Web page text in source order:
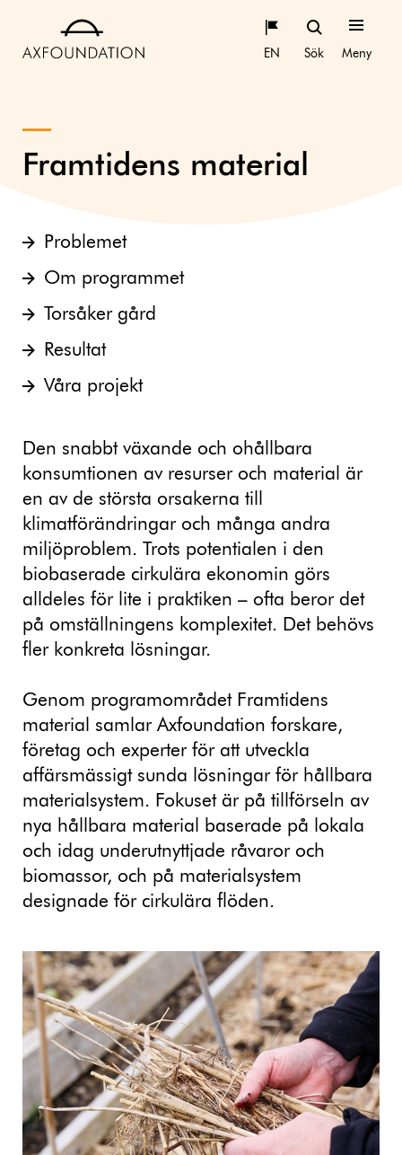
EN Sök Meny
Framtidens material
Problemet
Om programmet
Torsåker gård
Resultat
Våra projekt
Den snabbt växande och ohållbara
konsumtionen av resurser och material är
en av de största orsakerna till
klimatförändringar och många andra
miljöproblem. Trots potentialen i den
biobaserade cirkulära ekonomin görs
alldeles för lite i praktiken – ofta beror det
på omställningens komplexitet. Det behövs
fler konkreta lösningar.
Genom programområdet Framtidens
material samlar Axfoundation forskare,
företag och experter för att utveckla
affärsmässigt sunda lösningar för hållbara
materialsystem. Fokuset är på tillförseln av
nya hållbara material baserade på lokala
och idag underutnyttjade råvaror och
biomassor, och på materialsystem
designade för cirkulära flöden.